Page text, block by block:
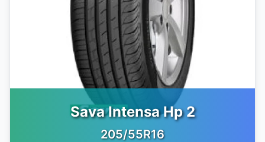
Sava Intensa Hp 2
205/55R16